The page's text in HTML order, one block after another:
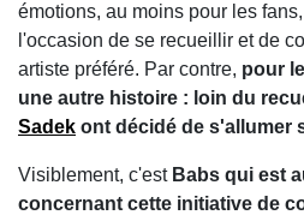
émotions, au moins pour les
l'occasion de se recueillir et de
artiste préféré. Par contre, pour
une autre histoire : loin du
Sadek ont décidé de s'allumer
Visiblement, c'est Babs qui est
concernant cette initiative de